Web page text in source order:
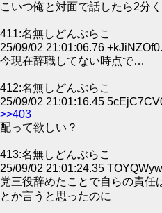
こいつ俺と対面で話したら2分
411:名無しどんぶらこ
25/09/02 21:01:06.76
今現在辞職してない時点で…
412:名無しどんぶらこ
25/09/02 21:01:16.45
>>403
配って欲しい？
413:名無しどんぶらこ
25/09/02 21:01:24.35
党三役辞めたことで自らの責任
とか言うと思ったのに